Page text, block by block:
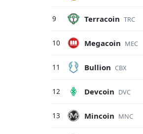
9 Terracoin TRC
10 Megacoin MEC
11 Bullion CBX
12 Devcoin DVC
13 Mincoin MNC